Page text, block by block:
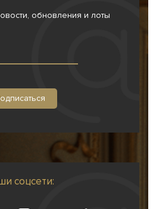
обновления и лоты
соцсети: